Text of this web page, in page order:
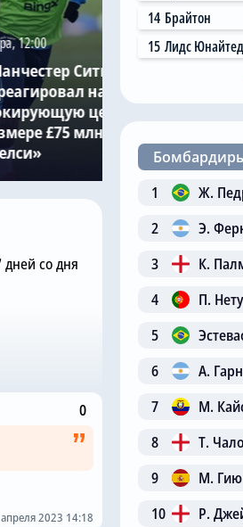
12:00
Сити»
на
цену в
£75 млн за звезду
дней со дня
0
2023 14:18
14 Брайтон
15 Лидс Юнайтед
1
Ж.
2 Э.
3 К.
4 П. Нету
5
6 А.
7 М.
8 Т.
9 М. Гию
10 Р.